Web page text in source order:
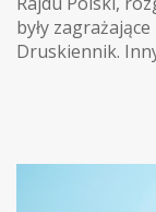
były
Druskiennik.